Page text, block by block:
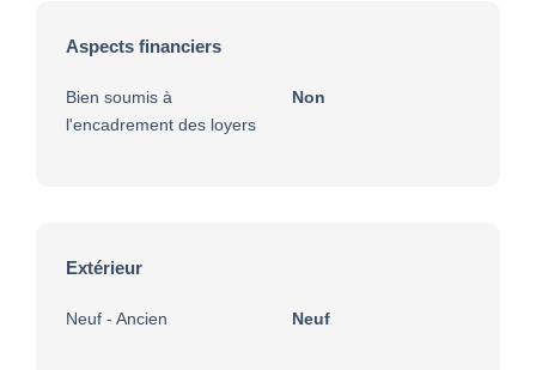
Aspects financiers
Bien soumis à
l'encadrement des loyers
Non
Extérieur
Neuf - Ancien Neuf